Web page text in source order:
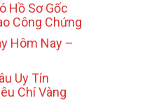
Hồ Sơ Gốc
Công Chứng
Hôm Nay –
Uy Tín
Chí Vàng